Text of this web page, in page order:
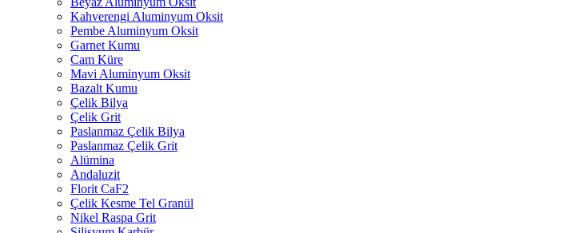
Kahverengi Aluminyum Oksit
Pembe Aluminyum Oksit
Garnet Kumu
Cam Küre
Mavi Aluminyum Oksit
Bazalt Kumu
Çelik Bilya
Çelik Grit
Paslanmaz Çelik Bilya
Paslanmaz Çelik Grit
Alümina
Andaluzit
Florit CaF2
Çelik Kesme Tel Granül
Nikel Raspa Grit